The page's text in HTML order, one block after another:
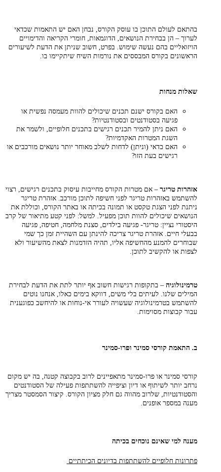
בהתאם לעולם התוכן בו עוסק הקורס, נבחן האם יש התאמות שכדאי
לערוך – הן בבחירת הנושאים, הדוגמאות, חומרי הקריאה והדימויים
הויזואליים בהם נעשה שימוש. בפרט, חשוב שניתן את הדעת לשיעורים
הראשונים בקורס המבססים את נורמות השיח שיתקיימו בו.
שאלות מנחות
האם בקורס ישנם תכנים שיכולים להוות מעמסה נפשית או
פגיעה בסטודנטים ובסטודנטיות?
האם ניתן להמיר תכנים רגישים בתכנים חלופיים, ולשמר את
השגת המטרות האקדמיות?
האם כדאי (וניתן) לדחות לשלב מאוחר יותר נושאים מורכבים או
רגישים בעת הזו?
אזהרות טריגר – אם מטרות הקורס מחייבות עיסוק בתכנים רגישים, רצוי
להשתמש באזהרות טריגר לפני חשיפה לתוכן מורכב. אזהרת טריגר
ניתנת לפני הצגת טקסט או תמונה בכיתה או באתר הקורס, וכוללת את
הנושאים שיכולים להוות תוכן מפעיל. למשל: לפני קטע מתיאור של קרב
היסטורי נציין: טריגר- פגיעה בילדים, סצנת מלחמה, חטיפה, פגיעה
בבעלי חיים. אזהרת טריגר צריכה להינתן עם השהיית זמן כך שמי
שבוחרים להמנע מהחשיפה אליו, תהיה הזדמנות לצאת מהשיעור ולא
לצפות או להקשיב לתוכן.
טרמינולוגיה – בתקופות רגישות חשוב אף יותר לתת את הדעת לבחירת
המילים שלנו. לעיתים בלי משים, דווקא בימים כאלו, אנחנו נוטים
להשתמש בטרמינולוגיה שעשויה לעורר אי-נוחות או להיחשב כפוגענית
עבור קבוצות מסוימות.
ב. התאמת קורסי סמינר ופרו-סמינר
קורסי סמינר או פרו-סמינר מתאפיינים לרוב בקבוצה קטנה, בה יש מקום
נרחב יותר לשיתוף או דיון וציפייה להשתתפות פעילה של הסטודנטים
והסטודנטיות, שלרוב מהווה גם חלק מציון הקורס. קיצור הסמסטר מצריך
מענה במספר אופנים.
מענה למי שאינם נוכחים בכיתה
פתרונות חלופיים להשתתפות בדיונים הכיתתיים